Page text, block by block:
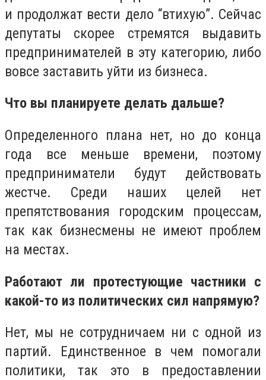
и продолжат вести дело “втихую”. Сейчас
депутаты скорее стремятся выдавить
предпринимателей в эту категорию, либо
вовсе заставить уйти из бизнеса.
Что вы планируете делать дальше?
Определенного плана нет, но до конца
года все меньше времени, поэтому
предприниматели будут действовать
жестче. Среди наших целей нет
препятствования городским процессам,
так как бизнесмены не имеют проблем
на местах.
Работают ли протестующие частники с
какой-то из политических сил напрямую?
Нет, мы не сотрудничаем ни с одной из
партий. Единственное в чем помогали
политики, так это в предоставлении